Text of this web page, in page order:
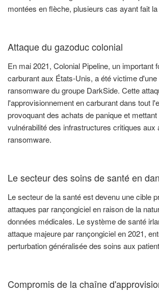
montées en flèche, plusieurs cas ayant fait
Attaque du gazoduc colonial
En mai 2021, Colonial Pipeline, un important
carburant aux États-Unis, a été victime d'une
ransomware du groupe DarkSide. Cette
l'approvisionnement en carburant dans tout
provoquant des achats de panique et
vulnérabilité des infrastructures critiques aux
ransomware.
Le secteur des soins de santé en
Le secteur de la santé est devenu une cible
attaques par rançongiciel en raison de la
données médicales. Le système de santé
attaque majeure par rançongiciel en 2021,
perturbation généralisée des soins aux
Compromis de la chaîne